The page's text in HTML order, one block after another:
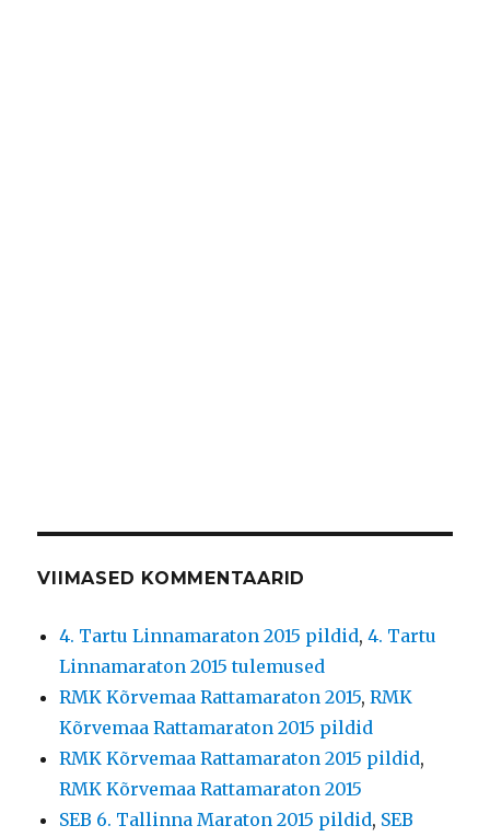
VIIMASED KOMMENTAARID
4. Tartu Linnamaraton 2015 pildid,4. Tartu
Linnamaraton 2015 tulemused
RMK Kõrvemaa Rattamaraton 2015,RMK
Kõrvemaa Rattamaraton 2015 pildid
RMK Kõrvemaa Rattamaraton 2015 pildid,
RMK Kõrvemaa Rattamaraton 2015
SEB 6. Tallinna Maraton 2015 pildid, SEB